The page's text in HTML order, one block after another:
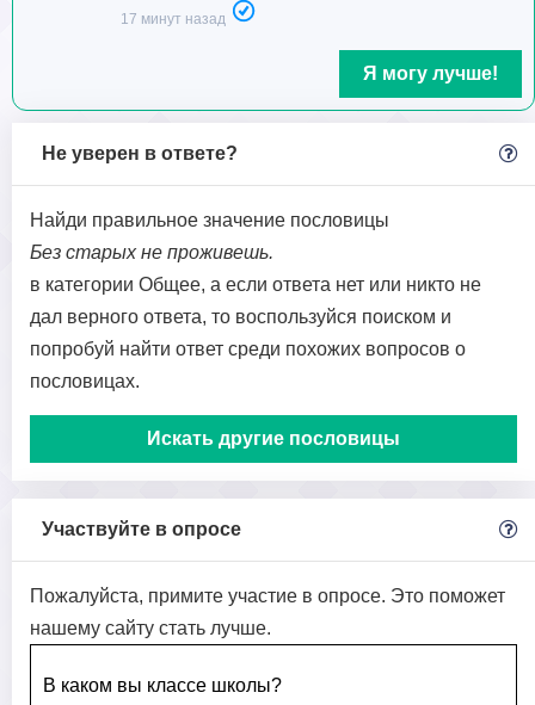
17 минут назад
Я могу лучше!
Не уверен в ответе?
Найди правильное значение пословицы
Без старых не проживешь.
в категории Общее, а если ответа нет или никто не
дал верного ответа, то воспользуйся поиском и
попробуй найти ответ среди похожих вопросов о
пословицах.
Искать другие пословицы
Участвуйте в опросе
Пожалуйста, примите участие в опросе. Это поможет
нашему сайту стать лучше.
В каком вы классе школы?